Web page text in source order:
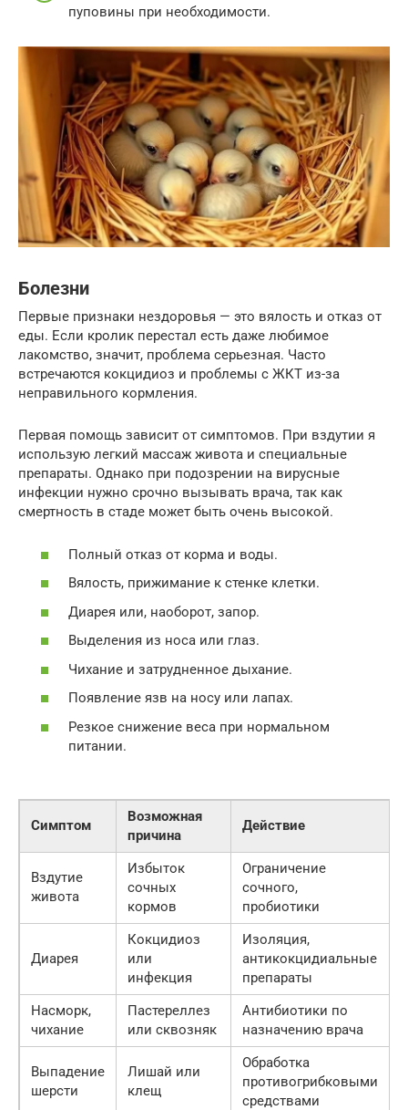
пуповины при необходимости.
Болезни
Первые признаки нездоровья — это вялость и отказ от
еды. Если кролик перестал есть даже любимое
лакомство, значит, проблема серьезная. Часто
встречаются кокцидиоз и проблемы с ЖКТ из-за
неправильного кормления.
Первая помощь зависит от симптомов. При вздутии я
использую легкий массаж живота и специальные
препараты. Однако при подозрении на вирусные
инфекции нужно срочно вызывать врача, так как
смертность в стаде может быть очень высокой.
Полный отказ от корма и воды.
Вялость, прижимание к стенке клетки.
Диарея или, наоборот, запор.
Выделения из носа или глаз.
Чихание и затрудненное дыхание.
Появление язв на носу или лапах.
Резкое снижение веса при нормальном
питании.
Симптом
Возможная
причина
Действие
Вздутие
живота
Избыток
сочных
кормов
Ограничение
сочного,
пробиотики
Диарея
Кокцидиоз
или
инфекция
Изоляция,
антикокцидиальные
препараты
Насморк,
чихание
Пастереллез
или сквозняк
Антибиотики по
назначению врача
Выпадение
шерсти
Лишай или
клещ
Обработка
противогрибковыми
средствами